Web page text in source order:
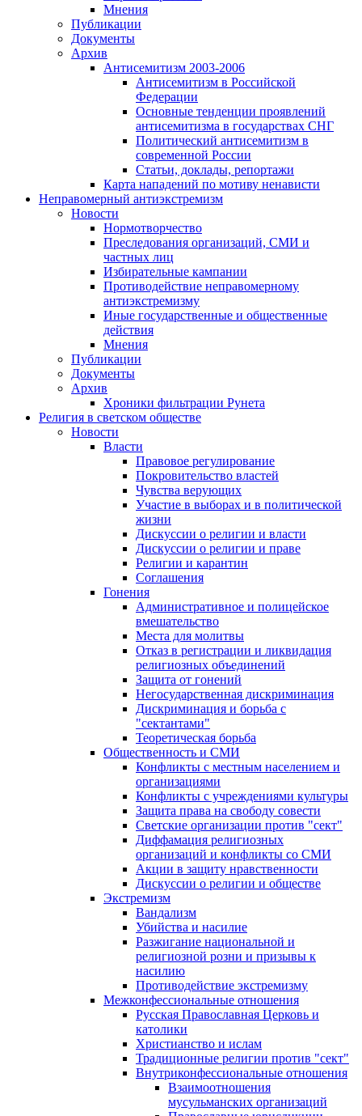
Мнения
Публикации
Документы
Архив
Антисемитизм 2003-2006
Антисемитизм в Российской
Федерации
Основные тенденции проявлений
антисемитизма в государствах СНГ
Политический антисемитизм в
современной России
Статьи, доклады, репортажи
Карта нападений по мотиву ненависти
Неправомерный антиэкстремизм
Новости
Нормотворчество
Преследования организаций, СМИ и
частных лиц
Избирательные кампании
Противодействие неправомерному
антиэкстремизму
Иные государственные и общественные
действия
Мнения
Публикации
Документы
Архив
Хроники фильтрации Рунета
Религия в светском обществе
Новости
Власти
Правовое регулирование
Покровительство властей
Чувства верующих
Участие в выборах и в политической
жизни
Дискуссии о религии и власти
Дискуссии о религии и праве
Религии и карантин
Соглашения
Гонения
Административное и полицейское
вмешательство
Места для молитвы
Отказ в регистрации и ликвидация
религиозных объединений
Защита от гонений
Негосударственная дискриминация
Дискриминация и борьба с
"сектантами"
Теоретическая борьба
Общественность и СМИ
Конфликты с местным населением и
организациями
Конфликты с учреждениями культуры
Защита права на свободу совести
Светские организации против "сект"
Диффамация религиозных
организаций и конфликты со СМИ
Акции в защиту нравственности
Дискуссии о религии и обществе
Экстремизм
Вандализм
Убийства и насилие
Разжигание национальной и
религиозной розни и призывы к
насилию
Противодействие экстремизму
Межконфессиональные отношения
Русская Православная Церковь и
католики
Христианство и ислам
Традиционные религии против "сект"
Внутриконфессиональные отношения
Взаимоотношения
мусульманских организаций